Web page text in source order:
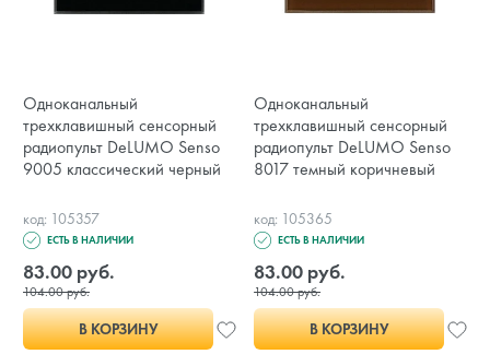
Одноканальный
трехклавишный сенсорный
радиопульт DeLUMO Senso
9005 классический черный
код: 105357
ЕСТЬ В НАЛИЧИИ
83.00 руб.
104.00 руб.
В КОРЗИНУ
Одноканальный
трехклавишный сенсорный
радиопульт DeLUMO Senso
8017 темный коричневый
код: 105365
ЕСТЬ В НАЛИЧИИ
83.00 руб.
104.00 руб.
В КОРЗИНУ